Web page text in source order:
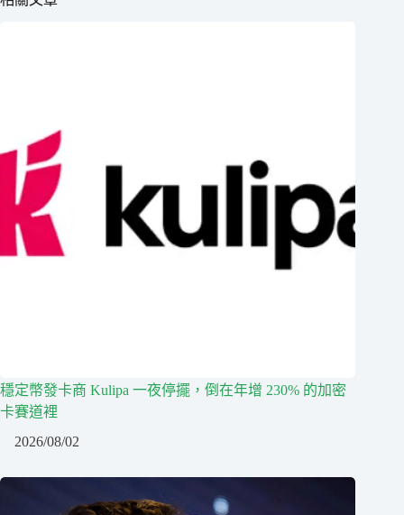
穩定幣發卡商 Kulipa 一夜停擺，倒在年增 230% 的加密
卡賽道裡
2026/08/02